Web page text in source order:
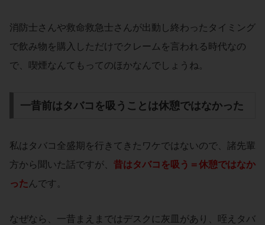
消防士さんや救命救急士さんが出動し終わったタイミング
で飲み物を購入しただけでクレームを言われる時代なの
で、喫煙なんてもってのほかなんでしょうね。
一昔前はタバコを吸うことは休憩ではなかった
私はタバコ全盛期を行きてきたワケではないので、諸先輩
方から聞いた話ですが、 昔はタバコを吸う＝休憩ではなか
ったんです。
なぜなら、一昔まえまではデスクに灰皿があり、咥えタバ